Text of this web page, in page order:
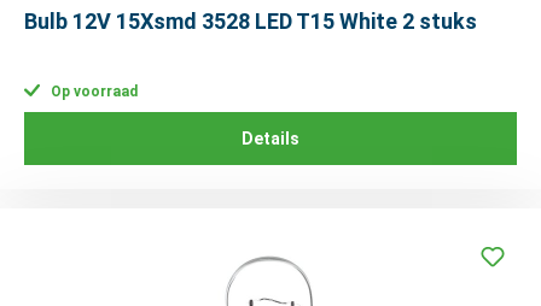
Bulb 12V 15Xsmd 3528 LED T15 White 2 stuks
Op voorraad
Details